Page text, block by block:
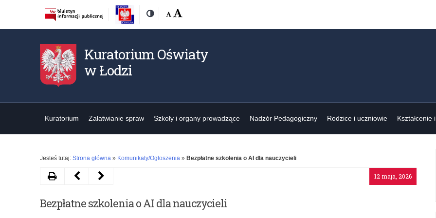
KontrastRozmiar
Domyślna
Wielka
Kuratorium Oświaty
w Łodzi
Kuratorium Załatwianie spraw Szkoły i organy prowadzące Nadzór Pedagogiczny Rodzice i uczniowie Kształcenie
Jesteś tutaj: Strona główna » Komunikaty/Ogłoszenia » Bezpłatne szkolenia o AI dla nauczycieli
12 maja, 2026
Bezpłatne szkolenia o AI dla nauczycieli
DrukujNastępny
Zaproszenie
Poprzedni
V